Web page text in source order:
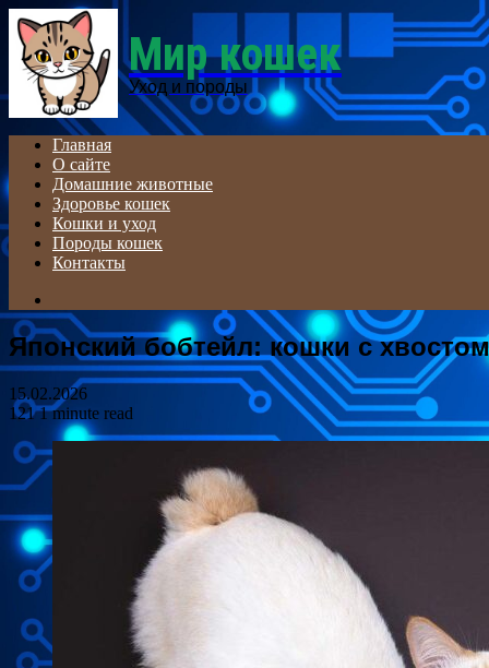
Menu
Мир кошек
Уход и породы
Главная
О сайте
Домашние животные
Здоровье кошек
Кошки и уход
Породы кошек
Контакты
for
Японский бобтейл: кошки с
15.02.2026
1211 minute read